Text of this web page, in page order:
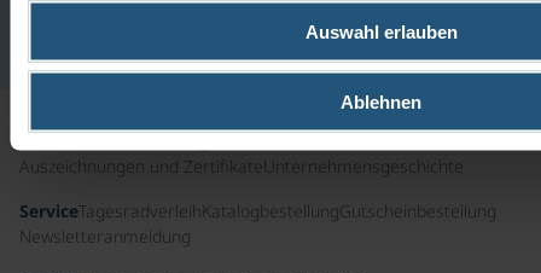
Auswahl erlauben
Ablehnen
aus
Deutschland
Nützliche InfosFührungscrewPresse
Auszeichnungen und Zertifikate Unternehmensgeschichte
ServiceTagesradverleihKatalogbestellungGutscheinbestellung
Newsletteranmeldung